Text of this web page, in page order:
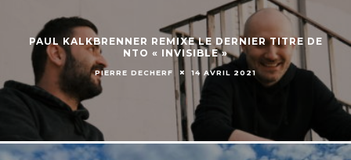
PAUL KALKBRENNER REMIXE LE DERNIER TITRE DE
NTO « INVISIBLE »
PIERRE DECHERF 14 AVRIL 2021